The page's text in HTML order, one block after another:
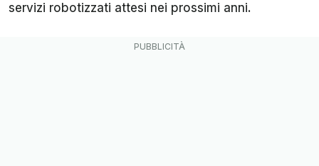
servizi robotizzati attesi nei prossimi anni.